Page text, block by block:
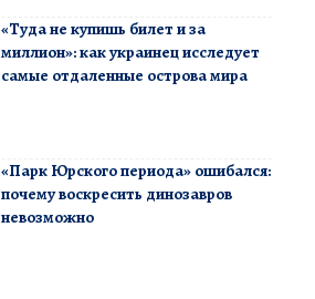
«Туда не купишь билет и за
миллион»: как украинец исследует
самые отдаленные острова мира
«Парк Юрского периода» ошибался:
почему воскресить динозавров
невозможно